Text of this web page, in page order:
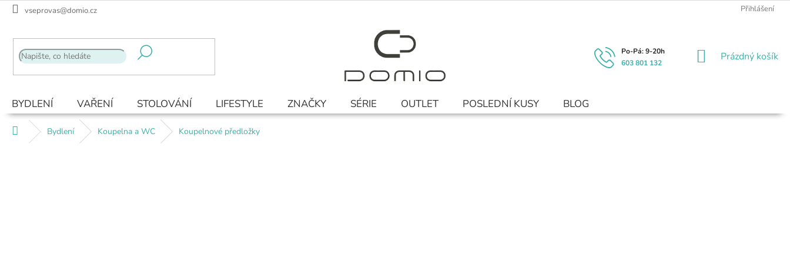
Přejít
vseprovas@domio.cz Přihlášení
603 801 132
NÁKUPNÍ
Prázdný košík
BYDLENÍ VAŘENÍ STOLOVÁNÍ LIFESTYLE ZNAČKY SÉRIE OUTLET POSLEDNÍ KUSY BLOG
Domů Bydlení Koupelna a WC Koupelnové předložky